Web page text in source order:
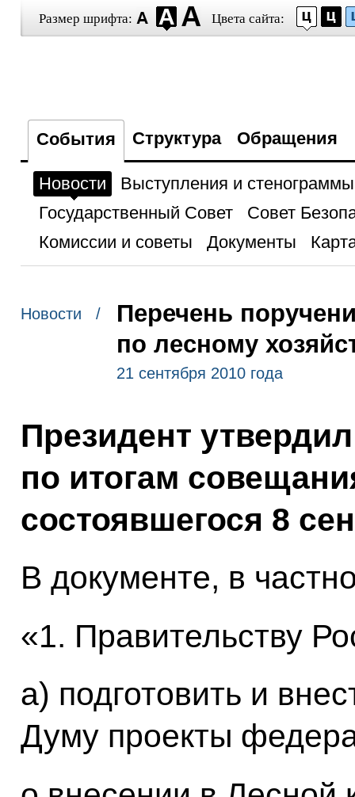
Размер шрифта: Цвета сайта:
События Структура Обращения
Новости
Выступления и стенограммы
Государственный Совет
Совет
Комиссии и советы
Документы
Новости /
Перечень
по лесному
21 сентября 2010 года
Президент
по итогам
состоявшегося 8
В документе, в
«1. Правительству
а) подготовить и
Думу проекты